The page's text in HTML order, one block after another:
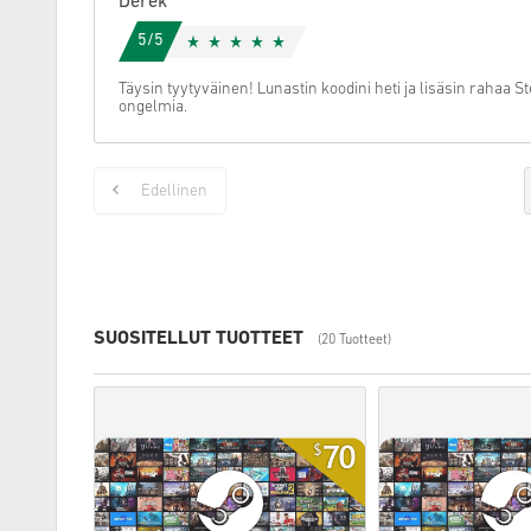
5/5
Täysin tyytyväinen! Lunastin koodini heti ja lisäsin rahaa
ongelmia.
Edellinen
SUOSITELLUT TUOTTEET (20 Tuotteet)